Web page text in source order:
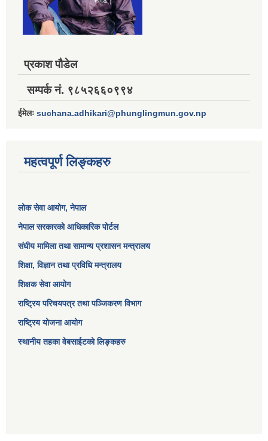
प्रकाश पौडेल
सम्पर्क नं. ९८५२६६०९९४
ईमेलः suchana.adhikari@phunglingmun.gov.np
महत्वपूर्ण लिङ्कहरु
लोक सेवा आयोग, नेपाल
नेपाल सरकारको आधिकारिक पोर्टल
संघीय मामिला तथा सामान्य प्रशासन मन्त्रालय
शिक्षा, विज्ञान तथा प्रविधि मन्त्रालय
शिक्षक सेवा आयोग
राष्ट्रिय परिचयपत्र तथा पञ्जिकरण विभाग
राष्ट्रिय योजना आयोग
स्थानीय तहका वेबसाईटको लिङ्कहरु